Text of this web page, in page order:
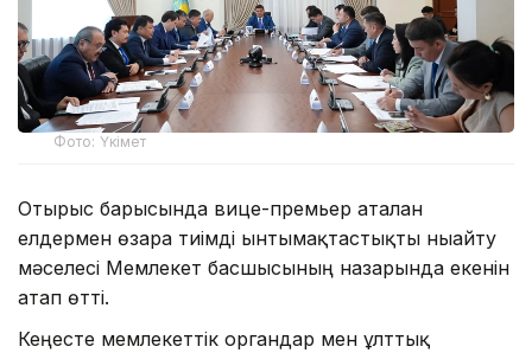
Фото: Үкімет
Отырыс барысында вице-премьер аталған
елдермен өзара тиімді ынтымақтастықты нығайту
мәселесі Мемлекет басшысының назарында екенін
атап өтті.
Кеңесте мемлекеттік органдар мен ұлттық